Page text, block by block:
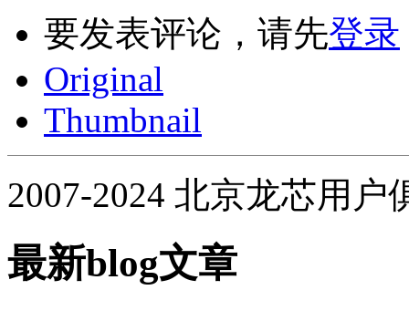
要发表评论，请先登录
Original
Thumbnail
2007-2024 北京龙芯用户
最新blog文章